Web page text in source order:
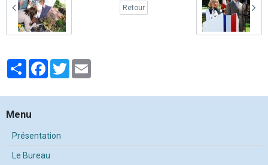
Retour
PartagerFacebook
Twitter
Menu
Présentation
Le Bureau